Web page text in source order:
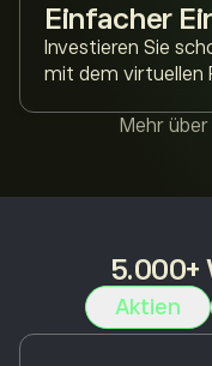
Einfacher
Investieren Sie
mit dem virtuellen
Mehr
5.000+
Aktien